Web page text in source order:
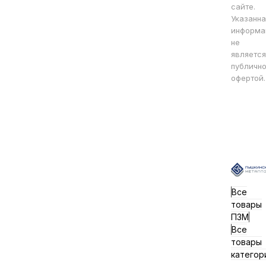
сайте.
не
является
офертой.
Все
товары
ПЗМ
Все
товары